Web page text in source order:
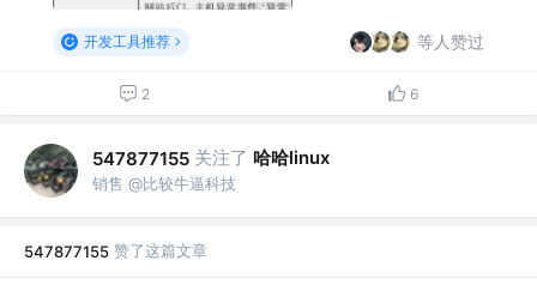
开发工具推荐 等人赞过
2 6
547877155 关注了 哈哈linux
销售 @比较牛逼科技
547877155 赞了这篇文章